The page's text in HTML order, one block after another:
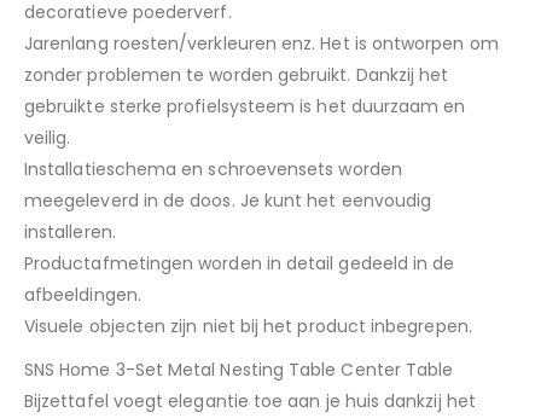
decoratieve poederverf.
Jarenlang roesten/verkleuren enz. Het is ontworpen om
zonder problemen te worden gebruikt. Dankzij het
gebruikte sterke profielsysteem is het duurzaam en
veilig.
Installatieschema en schroevensets worden
meegeleverd in de doos. Je kunt het eenvoudig
installeren.
Productafmetingen worden in detail gedeeld in de
afbeeldingen.
Visuele objecten zijn niet bij het product inbegrepen.
SNS Home 3-Set Metal Nesting Table Center Table
Bijzettafel voegt elegantie toe aan je huis dankzij het